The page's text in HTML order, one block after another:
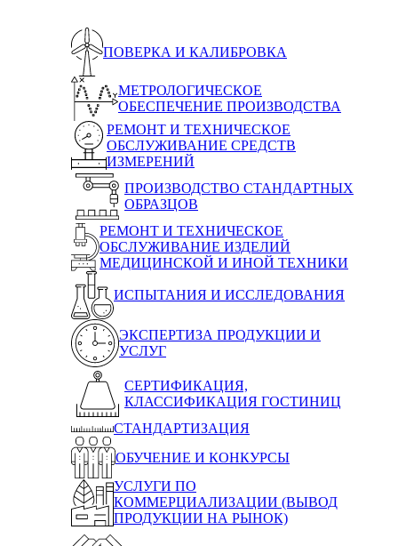
ПОВЕРКА И КАЛИБРОВКА
МЕТРОЛОГИЧЕСКОЕ
ОБЕСПЕЧЕНИЕ ПРОИЗВОДСТВА
РЕМОНТ И ТЕХНИЧЕСКОЕ
ОБСЛУЖИВАНИЕ СРЕДСТВ
ИЗМЕРЕНИЙ
ПРОИЗВОДСТВО СТАНДАРТНЫХ
ОБРАЗЦОВ
РЕМОНТ И ТЕХНИЧЕСКОЕ
ОБСЛУЖИВАНИЕ ИЗДЕЛИЙ
МЕДИЦИНСКОЙ И ИНОЙ ТЕХНИКИ
ИСПЫТАНИЯ И ИССЛЕДОВАНИЯ
ЭКСПЕРТИЗА ПРОДУКЦИИ И
УСЛУГ
СЕРТИФИКАЦИЯ,
КЛАССИФИКАЦИЯ ГОСТИНИЦ
СТАНДАРТИЗАЦИЯ
ОБУЧЕНИЕ И КОНКУРСЫ
УСЛУГИ ПО
КОММЕРЦИАЛИЗАЦИИ (ВЫВОД
ПРОДУКЦИИ НА РЫНОК)